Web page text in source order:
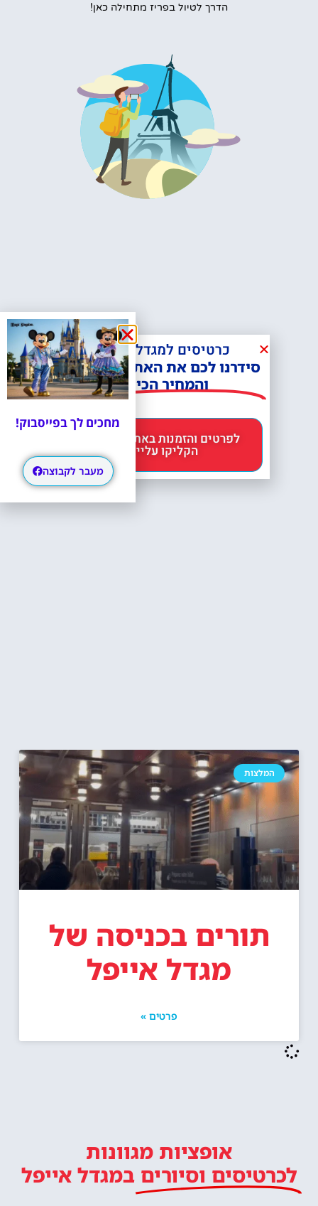
הדרך לטיול בפריז מתחילה כאן!
המלצות
תורים בכניסה של
מגדל אייפל
פרטים »
אופציות מגוונות
לכרטיסים וסיורים במגדל אייפל
כרטיסים למגדל אייפל?
סידרנו לכם את האתר הכי אמין -
והמחיר הכי זול!
הקליקו עליי 😊
מחכים לך בפייסבוק!
מעבר לקבוצה